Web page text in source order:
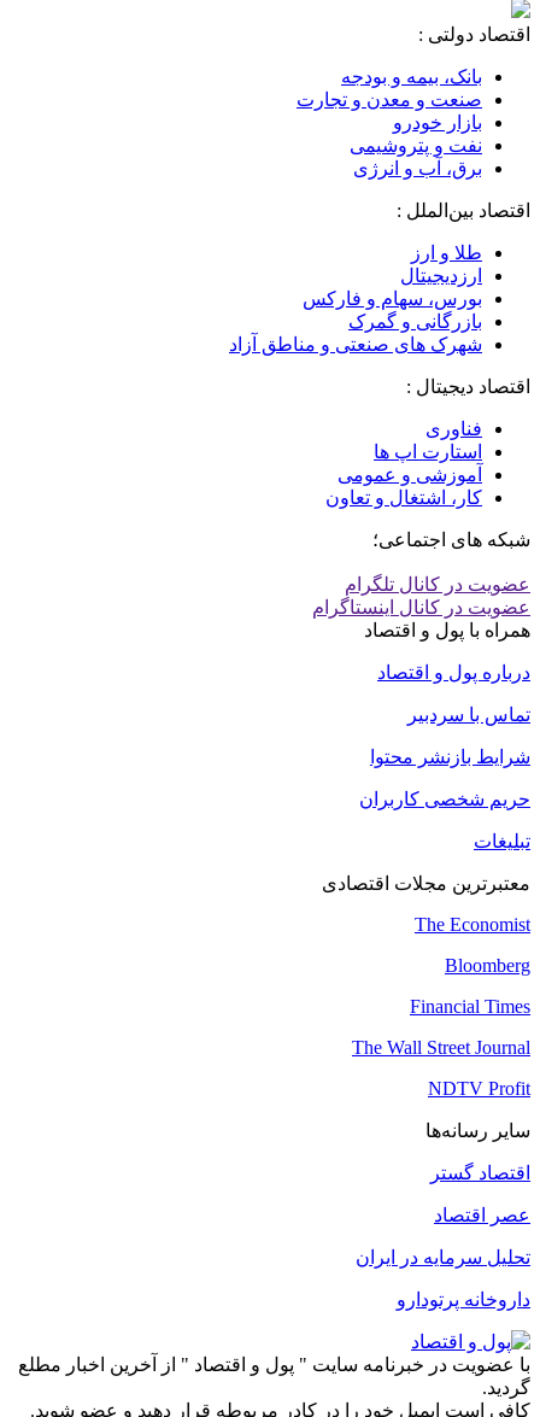
اقتصاد دولتی :
بانک، بیمه و بودجه
صنعت و معدن و تجارت
بازار خودرو
نفت و پتروشیمی
برق، آب و انرژی
اقتصاد بین‌الملل :
طلا و ارز
ارزدیجیتال
بورس، سهام و فارکس
بازرگانی و گمرک
شهرک های صنعتی و مناطق آزاد
اقتصاد دیجیتال :
فناوری
استارت اپ ها
آموزشی و عمومی
کار، اشتغال و تعاون
شبکه های اجتماعی؛
عضویت در کانال تلگرام
عضویت در کانال اینستاگرام
همراه با پول و اقتصاد
درباره پول و اقتصاد
تماس با سردبیر
شرایط بازنشر محتوا
حریم شخصی کاربران
تبلیغات
معتبرترین مجلات اقتصادی
The Economist
Bloomberg
Financial Times
The Wall Street Journal
NDTV Profit
سایر رسانه‌ها
اقتصاد گستر
عصر اقتصاد
تحلیل سرمایه در ایران
داروخانه پرتودارو
با عضویت در خبرنامه سایت " پول و اقتصاد " از آخرین اخبار مطلع
گردید.
کافی است ایمیل خود را در کادر مربوطه قرار دهید و عضو شوید.